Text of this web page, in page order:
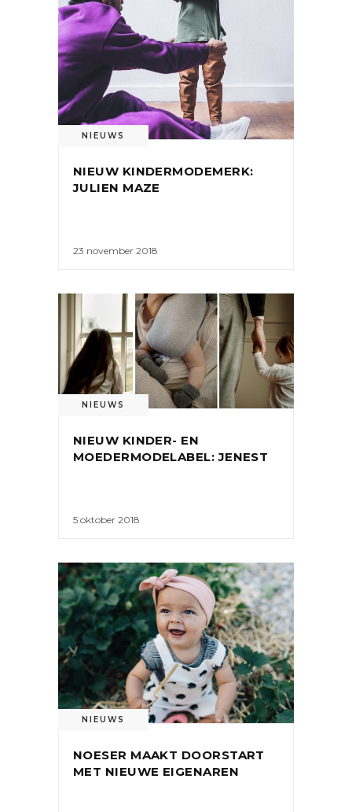
NIEUWS
NIEUW KINDERMODEMERK:
JULIEN MAZE
23 november 2018
NIEUWS
NIEUW KINDER- EN
MOEDERMODELABEL: JENEST
5 oktober 2018
NIEUWS
NOESER MAAKT DOORSTART
MET NIEUWE EIGENAREN